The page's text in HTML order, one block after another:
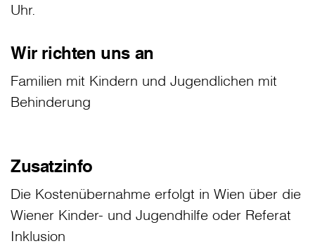
Uhr.
Wir richten uns an
Familien mit Kindern und Jugendlichen mit
Behinderung
Zusatzinfo
Die Kostenübernahme erfolgt in Wien über die
Wiener Kinder- und Jugendhilfe oder Referat
Inklusion